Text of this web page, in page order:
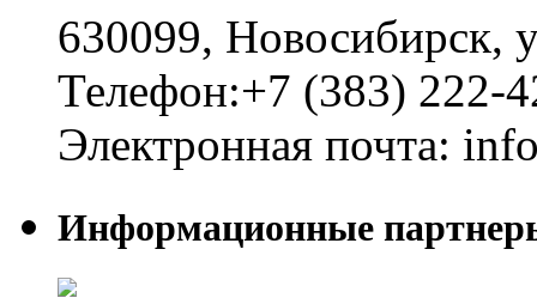
630099, Новосибирск,
Телефон:+7 (383) 222-
Электронная почта:
Информационные